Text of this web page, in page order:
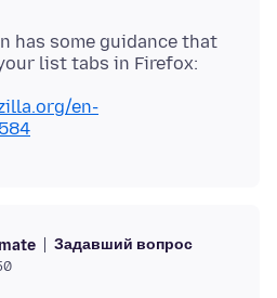
has some guidance that
en-
Задавший вопрос